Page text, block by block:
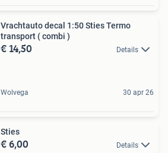
Vrachtauto decal 1:50 Sties Termo
transport ( combi )
€ 14,50 Details
Wolvega 30 apr 26
Sties
€ 6,00 Details